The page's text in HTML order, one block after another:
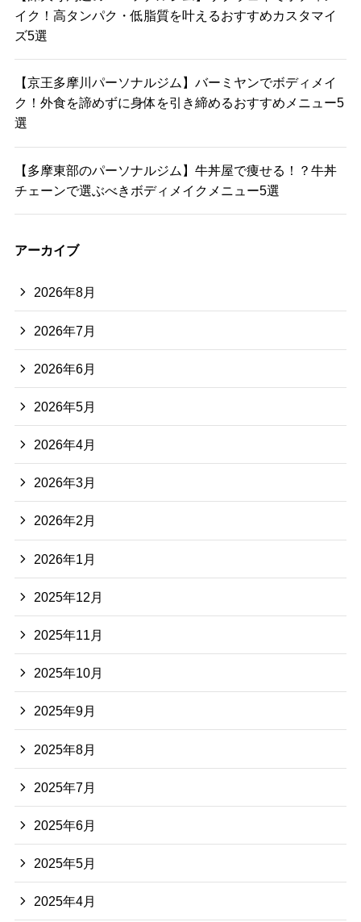
イク！高タンパク・低脂質を叶えるおすすめカスタマイ
ズ5選
【京王多摩川パーソナルジム】バーミヤンでボディメイ
ク！外食を諦めずに身体を引き締めるおすすめメニュー5
選
【多摩東部のパーソナルジム】牛丼屋で痩せる！？牛丼
チェーンで選ぶべきボディメイクメニュー5選
アーカイブ
2026年8月
2026年7月
2026年6月
2026年5月
2026年4月
2026年3月
2026年2月
2026年1月
2025年12月
2025年11月
2025年10月
2025年9月
2025年8月
2025年7月
2025年6月
2025年5月
2025年4月